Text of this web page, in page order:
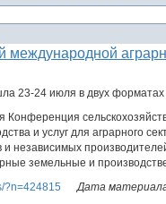
международной
23-24 июля в двух
Конференция
и услуг для аграрного
и независимых
земельные и
?n=424815
Дата